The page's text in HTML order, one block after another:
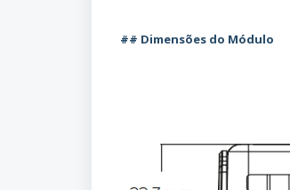
## Dimensões do Módulo